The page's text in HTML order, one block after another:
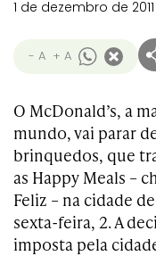
1 de dezembro de
- A + A
O McDonald’s, a
mundo, vai parar
brinquedos, que
as Happy Meals –
Feliz – na cidade
sexta-feira, 2. A
imposta pela